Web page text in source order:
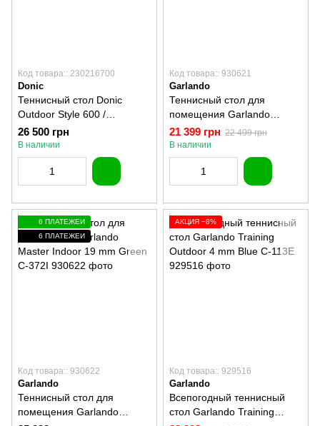
Код товара:: 230216700
Donic
Теннисный стол Donic
Outdoor Style 600 /
антрацит 230216700
26 500 грн
В наличии
Код товара:: 930621
Garlando
Теннисный стол для
помещения Garlando
Advance Indoor 19 mm
Green C-276I
21 399 грн 22 499 грн
В наличии
6 ПЛАТЕЖЕЙ
6 ПЛАТЕЖЕЙ
Код товара:: 930622
Garlando
Теннисный стол для
помещения Garlando
АКЦИЯ −8%
Код товара:: 929516
Garlando
Всепогодный теннисный
стол Garlando Training